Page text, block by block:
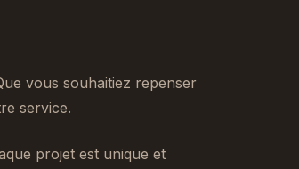
vous souhaitiez repenser
service.
projet est unique et